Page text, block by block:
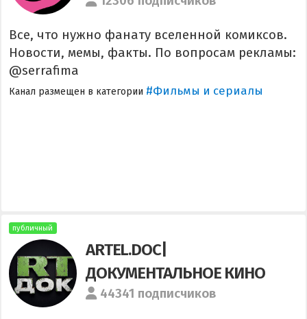
Все, что нужно фанату вселенной комиксов.
Новости, мемы, факты. По вопросам рекламы:
@serrafima
Канал размещен в категории #Фильмы и сериалы
публичный
ARTEL.DOC|
ДОКУМЕНТАЛЬНОЕ КИНО
44341 подписчиков